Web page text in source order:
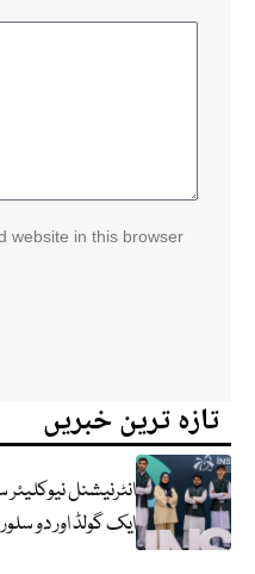
website in this browser
تازہ ترین خبریں
ایک گولڈ اور دو